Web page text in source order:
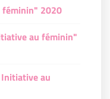
2020
au féminin"
au